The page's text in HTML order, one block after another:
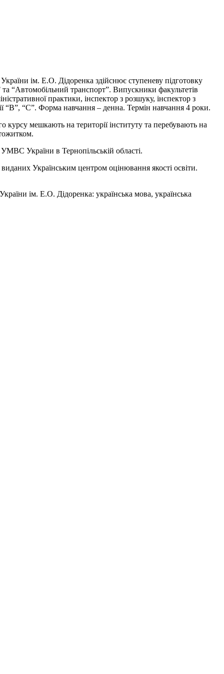
ім. Е.О. Дідоренка здійснює ступеневу підготовку
та “Автомобільний транспорт”. Випускники факультетів
практики, інспектор з розшуку, інспектор з
“В”, “С”. Форма навчання – денна. Термін навчання 4 роки.
мешкають на території інституту та перебувають на
України в Тернопільській області.
Українським центром оцінювання якості освіти.
ім. Е.О. Дідоренка: українська мова, українська